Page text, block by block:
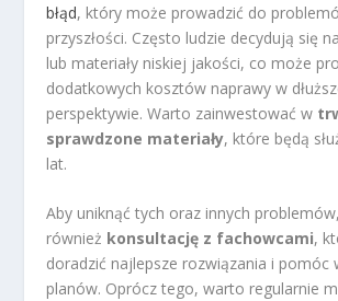
błąd, który może prowadzić do
przyszłości. Często ludzie decydują się
lub materiały niskiej jakości, co może
dodatkowych kosztów naprawy w
perspektywie. Warto zainwestować w
sprawdzone materiały, które będą
lat.
Aby uniknąć tych oraz innych
również konsultację z fachowcami,
doradzić najlepsze rozwiązania i pomóc
planów. Oprócz tego, warto regularnie